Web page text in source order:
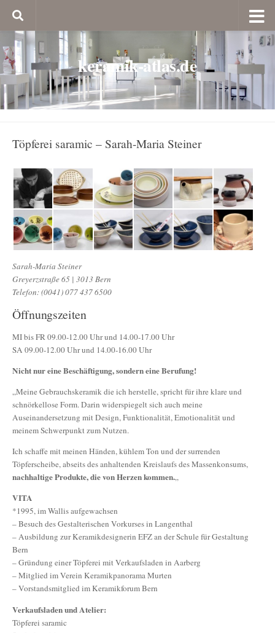
keramik-atlas.de
Töpferei saramic – Sarah-Maria Steiner
Sarah-Maria Steiner
Greyerzstraße 65 | 3013 Bern
Telefon: (0041) 077 437 6500
Öffnungszeiten
MI bis FR 09.00-12.00 Uhr und 14.00-17.00 Uhr
SA 09.00-12.00 Uhr und 14.00-16.00 Uhr
Nicht nur eine Beschäftigung, sondern eine Berufung!
„Meine Gebrauchskeramik die ich herstelle, spricht für ihre klare und
schnörkellose Form. Darin widerspiegelt sich auch meine
Auseinandersetzung mit Design, Funktionalität, Emotionalität und
meinem Schwerpunkt zum Nutzen.
Ich schaffe mit meinen Händen, kühlem Ton und der surrenden
Töpferscheibe, abseits des anhaltenden Kreislaufs des Massenkonsums,
nachhaltige Produkte, die von Herzen kommen.„
VITA
*1995, im Wallis aufgewachsen
– Besuch des Gestalterischen Vorkurses in Langenthal
– Ausbildung zur Keramikdesignerin EFZ an der Schule für Gestaltung
Bern
– Gründung einer Töpferei mit Verkaufsladen in Aarberg
– Mitglied im Verein Keramikpanorama Murten
– Vorstandsmitglied im Keramikforum Bern
Verkaufsladen und Atelier:
Töpferei saramic